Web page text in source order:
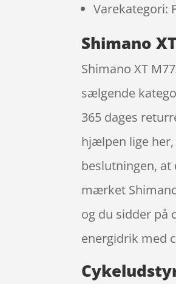
Varekategori:
Shimano
Shimano XT
sælgende
365 dages
hjælpen lige
beslutningen, at
mærket
og du sidder på
energidrik med